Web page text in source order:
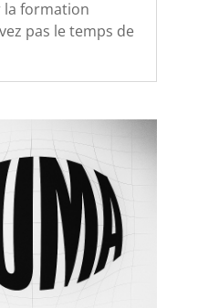
la formation
pas le temps de